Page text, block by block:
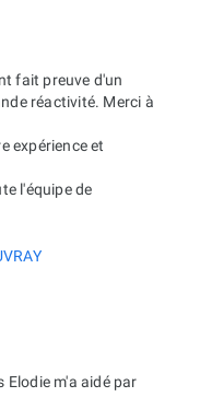
fait preuve d'un
réactivité. Merci à
expérience et
l'équipe de
Elodie m'a aidé par